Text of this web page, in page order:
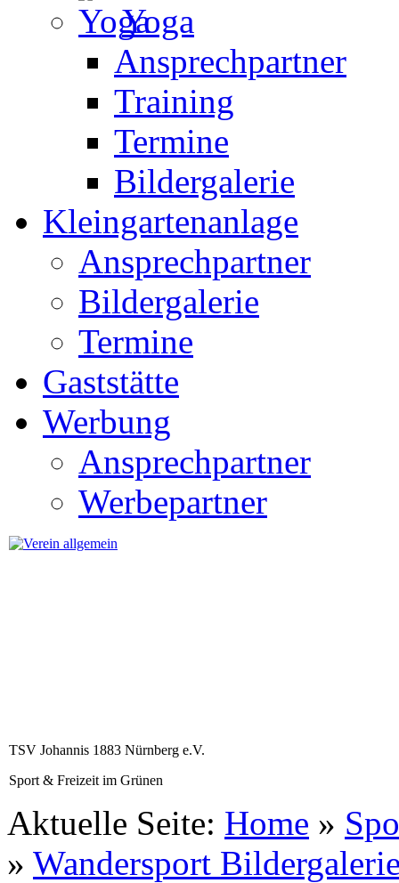
Yoga
Ansprechpartner
Training
Termine
Bildergalerie
Kleingartenanlage
Ansprechpartner
Bildergalerie
Termine
Gaststätte
Werbung
Ansprechpartner
Werbepartner
TSV Johannis 1883 Nürnberg e.V.
Sport & Freizeit im Grünen
Aktuelle Seite: Home »
» Wandersport